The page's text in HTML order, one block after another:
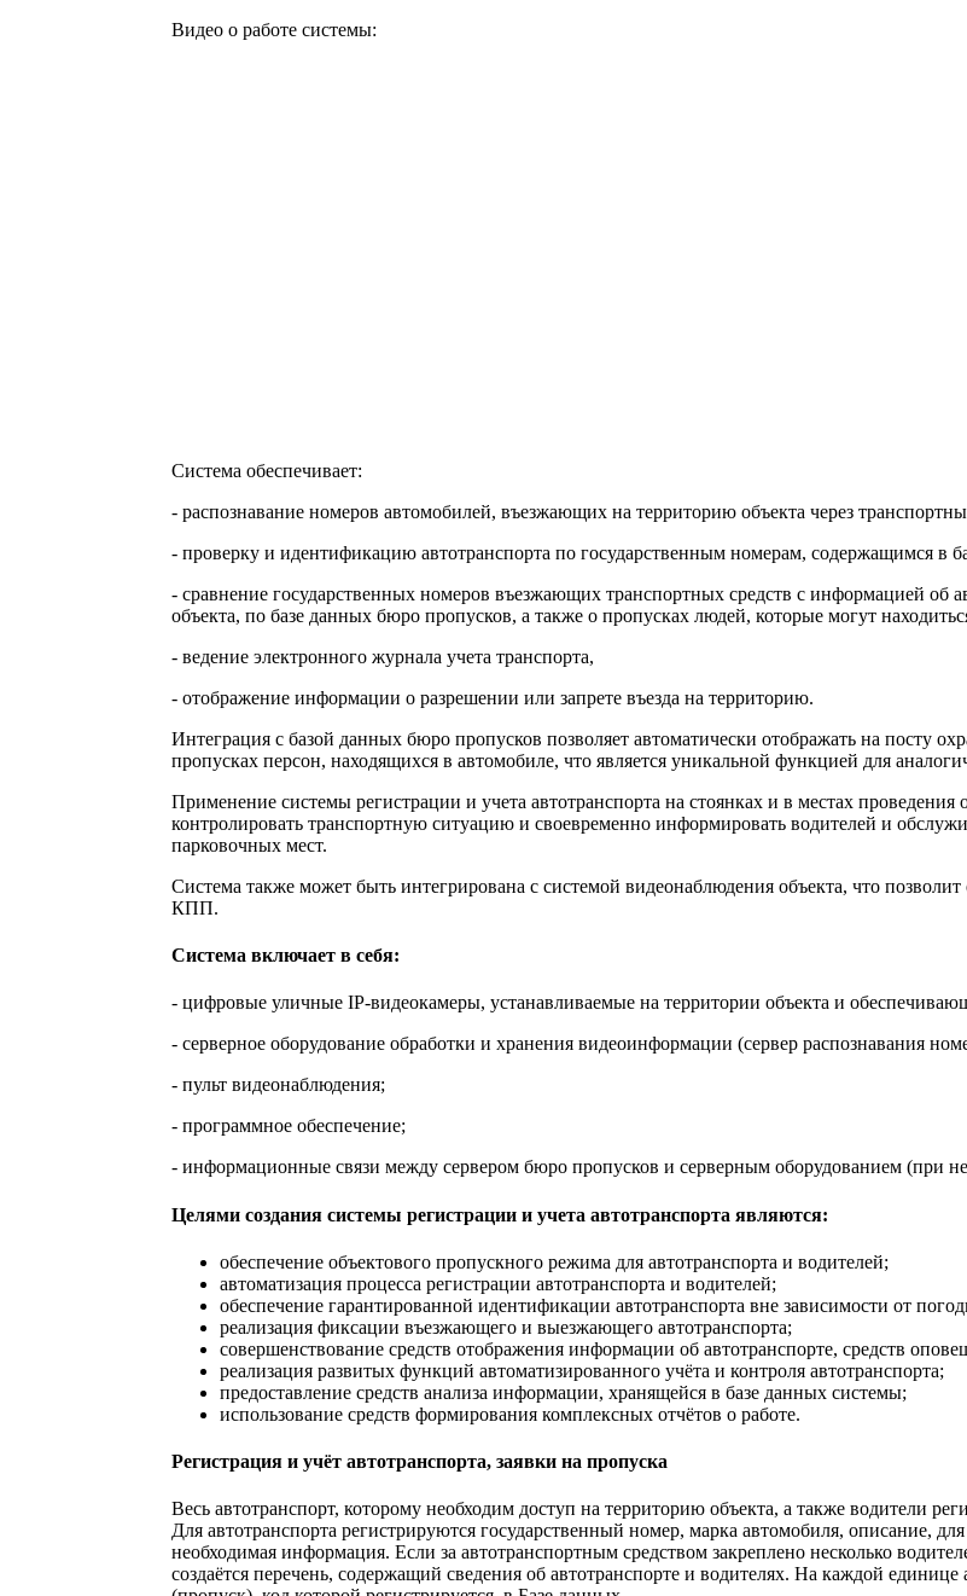
Видео о работе системы:
Система обеспечивает:
- распознавание номеров автомобилей, въезжающих на территорию объекта через
- проверку и идентификацию автотранспорта по государственным номерам, содержащимся в
- сравнение государственных номеров въезжающих транспортных средств с информацией об
объекта, по базе данных бюро пропусков, а также о пропусках людей, которые могут
- ведение электронного журнала учета транспорта,
- отображение информации о разрешении или запрете въезда на территорию.
Интеграция с базой данных бюро пропусков позволяет автоматически отображать на посту
пропусках персон, находящихся в автомобиле, что является уникальной функцией для
Применение системы регистрации и учета автотранспорта на стоянках и в местах
контролировать транспортную ситуацию и своевременно информировать водителей и
парковочных мест.
Система также может быть интегрирована с системой видеонаблюдения объекта, что
КПП.
Система включает в себя:
- цифровые уличные IP-видеокамеры, устанавливаемые на территории объекта и
- серверное оборудование обработки и хранения видеоинформации (сервер распознавания
- пульт видеонаблюдения;
- программное обеспечение;
- информационные связи между сервером бюро пропусков и серверным оборудованием (при
Целями создания системы регистрации и учета автотранспорта являются:
обеспечение объектового пропускного режима для автотранспорта и водителей;
автоматизация процесса регистрации автотранспорта и водителей;
обеспечение гарантированной идентификации автотранспорта вне зависимости от
реализация фиксации въезжающего и выезжающего автотранспорта;
совершенствование средств отображения информации об автотранспорте, средств
реализация развитых функций автоматизированного учёта и контроля автотранспорта;
предоставление средств анализа информации, хранящейся в базе данных системы;
использование средств формирования комплексных отчётов о работе.
Регистрация и учёт автотранспорта, заявки на пропуска
Весь автотранспорт, которому необходим доступ на территорию объекта, а также водители
Для автотранспорта регистрируются государственный номер, марка автомобиля, описание,
необходимая информация. Если за автотранспортным средством закреплено несколько
создаётся перечень, содержащий сведения об автотранспорте и водителях. На каждой единице